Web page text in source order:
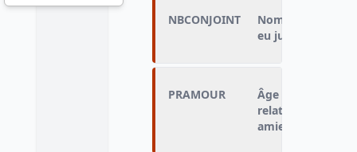
NBCONJOINT
Nombre de
eu jusqu'à
PRAMOUR
Âge auquel le
relation
amie vu